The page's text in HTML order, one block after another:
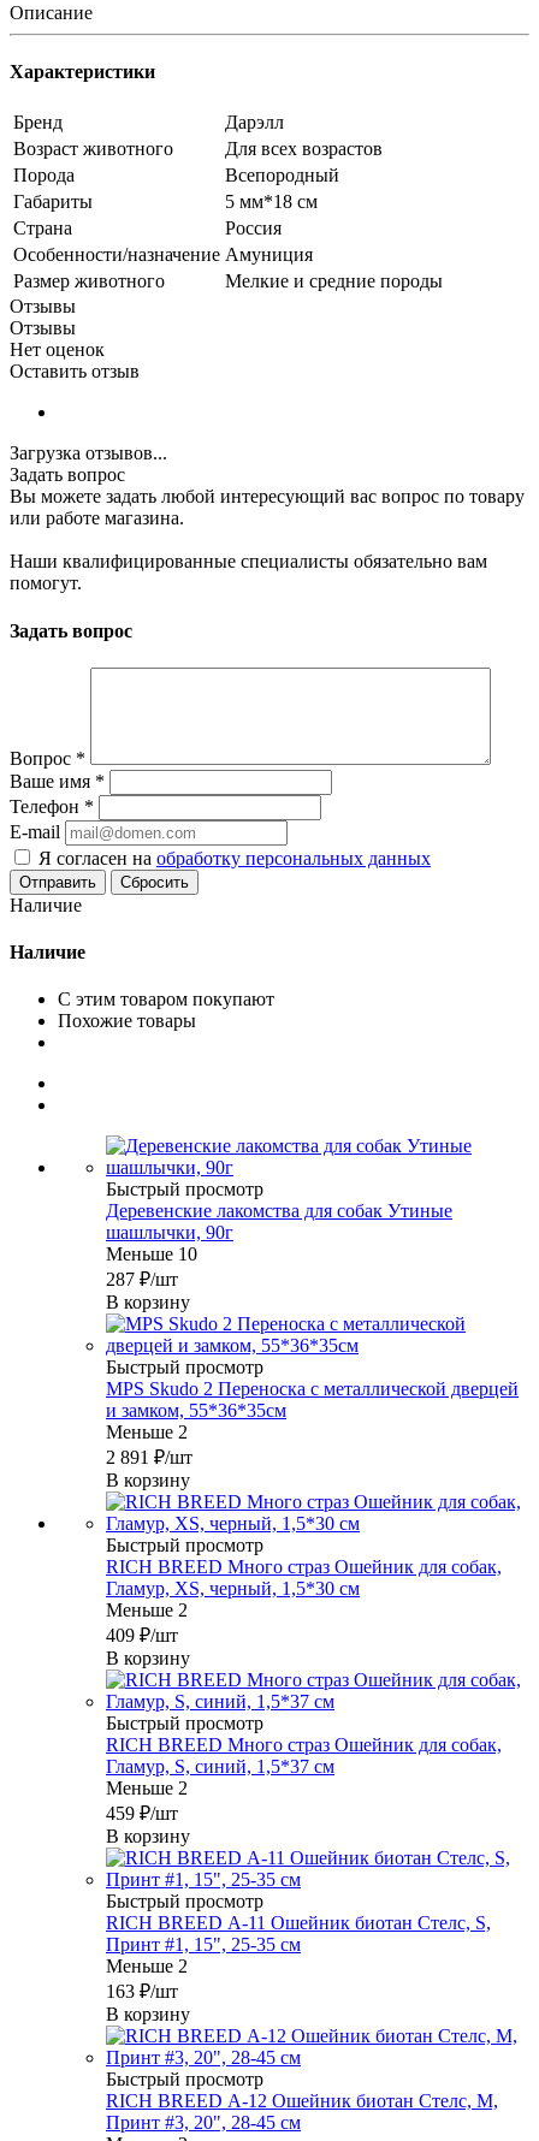
Описание
Характеристики
Бренд
Дарэлл
Возраст животного
Для всех возрастов
Порода
Всепородный
Габариты
5 мм*18 см
Страна
Россия
Особенности/назначение Амуниция
Размер животного
Мелкие и средние породы
Отзывы
Отзывы
Нет оценок
Оставить отзыв
Загрузка отзывов...
Задать вопрос
Вы можете задать любой интересующий вас вопрос по товару
или работе магазина.
Наши квалифицированные специалисты обязательно вам
помогут.
Задать вопрос
Вопрос *
Ваше имя *
Телефон *
E-mail
Я согласен на обработку персональных данных
Сбросить
Наличие
Наличие
С этим товаром покупают
Похожие товары
Быстрый просмотр
Деревенские лакомства для собак Утиные
шашлычки, 90г
Меньше 10
287 ₽/шт
В корзину
Быстрый просмотр
MPS Skudo 2 Переноска с металлической дверцей
и замком, 55*36*35см
Меньше 2
2 891 ₽/шт
В корзину
Быстрый просмотр
RICH BREED Много страз Ошейник для собак,
Гламур, XS, черный, 1,5*30 см
Меньше 2
409 ₽/шт
В корзину
Быстрый просмотр
RICH BREED Много страз Ошейник для собак,
Гламур, S, синий, 1,5*37 см
Меньше 2
459 ₽/шт
В корзину
Быстрый просмотр
RICH BREED А-11 Ошейник биотан Стелс, S,
Принт #1, 15", 25-35 см
Меньше 2
163 ₽/шт
В корзину
Быстрый просмотр
RICH BREED А-12 Ошейник биотан Стелс, М,
Принт #3, 20", 28-45 см